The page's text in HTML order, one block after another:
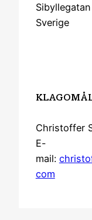
Sverige
Christoffer
E-
mail:
com